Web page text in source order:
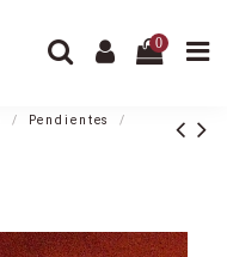
0
Pendientes